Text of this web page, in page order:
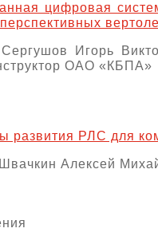
цифровая
Игорь
ОАО «КБПА»
развития РЛС для
Алексей